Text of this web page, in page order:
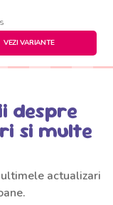
VEZI VARIANTE
despre
si multe
actualizari